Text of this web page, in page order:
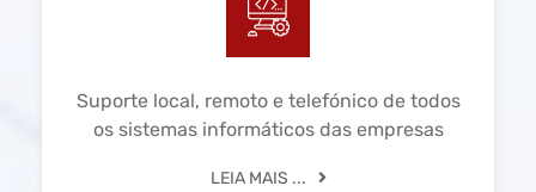
Suporte local, remoto e telefónico de todos
os sistemas informáticos das empresas
LEIA MAIS ...